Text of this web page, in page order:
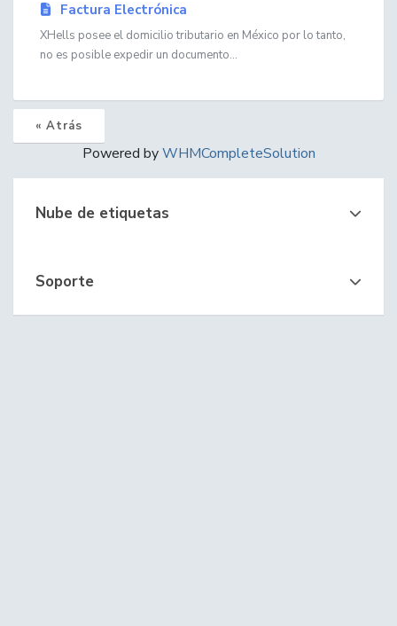
Factura Electrónica
XHells posee el domicilio tributario en México por lo tanto,
no es posible expedir un documento...
« Atrás
Powered byWHMCompleteSolution
Nube de etiquetas
Soporte